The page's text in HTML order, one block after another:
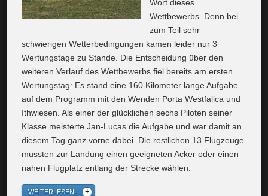
Wort dieses
Wettbewerbs. Denn bei
zum Teil sehr
schwierigen Wetterbedingungen kamen leider nur 3
Wertungstage zu Stande. Die Entscheidung über den
weiteren Verlauf des Wettbewerbs fiel bereits am ersten
Wertungstag: Es stand eine 160 Kilometer lange Aufgabe
auf dem Programm mit den Wenden Porta Westfalica und
Ithwiesen. Als einer der glücklichen sechs Piloten seiner
Klasse meisterte Jan-Lucas die Aufgabe und war damit an
diesem Tag ganz vorne dabei. Die restlichen 13 Flugzeuge
mussten zur Landung einen geeigneten Acker oder einen
nahen Flugplatz entlang der Strecke wählen.
WEITERLESEN...